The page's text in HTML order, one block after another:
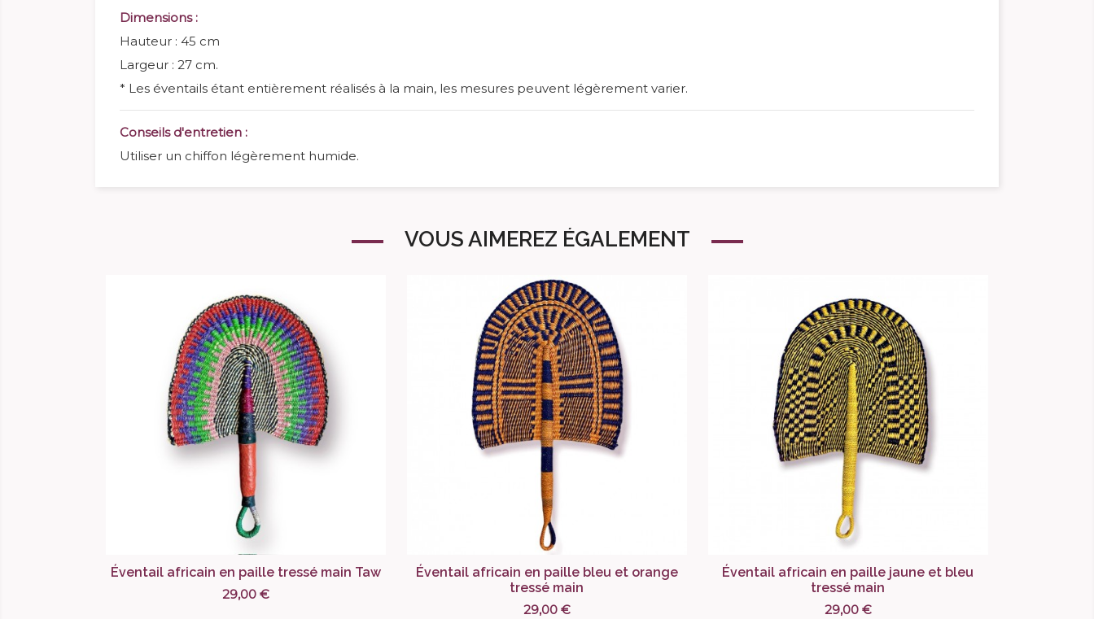
Dimensions :
Hauteur : 45 cm
Largeur : 27 cm.
* Les éventails étant entièrement réalisés à la main, les mesures peuvent légèrement varier.
Conseils d'entretien :
Utiliser un chiffon légèrement humide.
VOUS AIMEREZ ÉGALEMENT
Éventail africain en paille tressé main Taw
29,00 €
Éventail africain en paille bleu et orange
tressé main
29,00 €
Éventail africain en paille jaune et bleu
tressé main
29,00 €